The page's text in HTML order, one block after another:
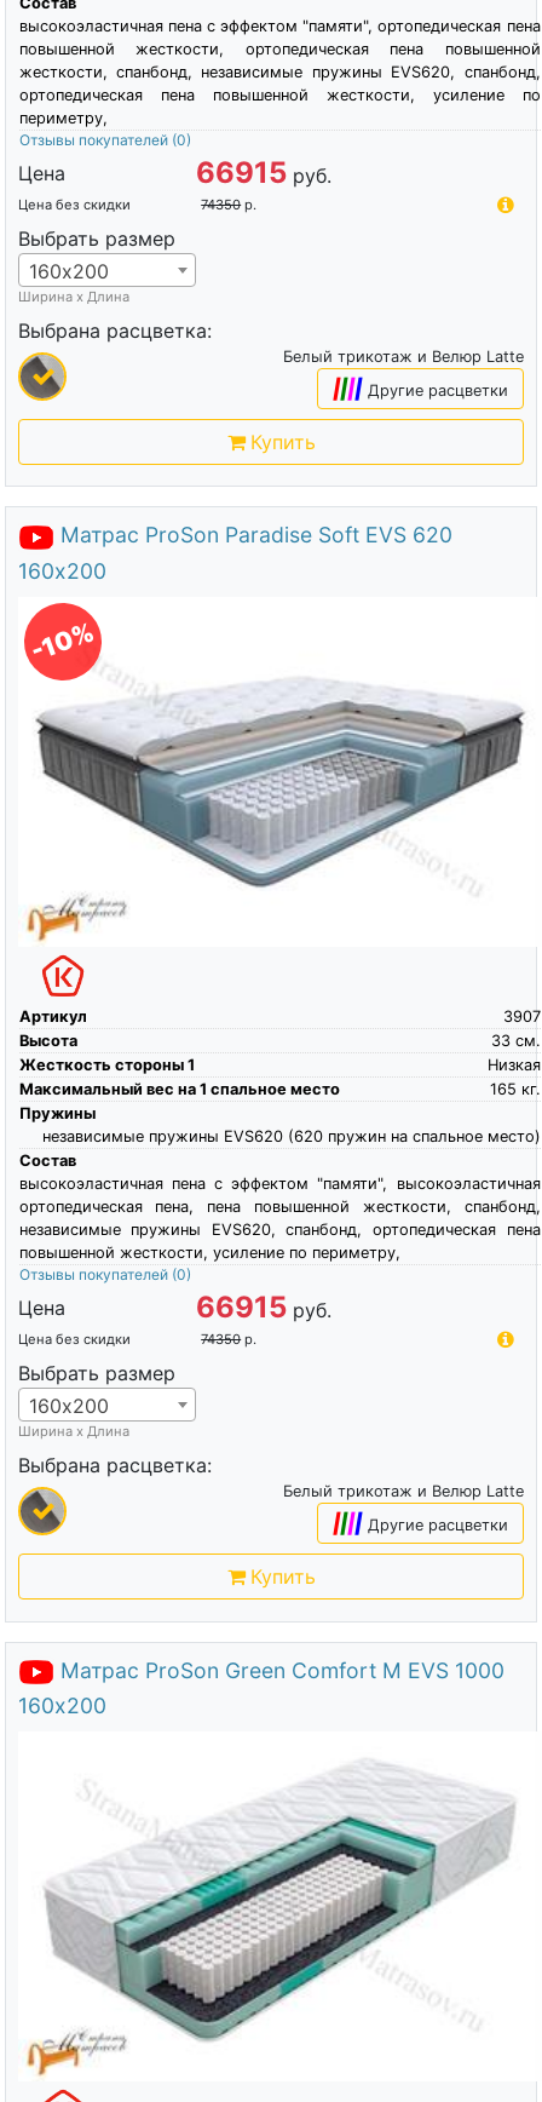
высокоэластичная пена c эффектом "памяти", ортопедическая пена
повышенной жесткости, ортопедическая пена повышенной
жесткости, спанбонд, независимые пружины EVS620, спанбонд,
ортопедическая пена повышенной жесткости, усиление по
периметру,
Отзывы покупателей (0)
Цена 66915 руб.
Цена без скидки 74350 р.
Выбрать размер
160х200
Ширина х Длина
Выбрана расцветка:
Белый трикотаж и Велюр Latte
|||| Другие расцветки
Купить
Матрас ProSon Paradise Soft EVS 620
160х200
-10%
Артикул
3907
Высота
см.
33
Жесткость стороны 1
Низкая
Максимальный вес на 1 спальное место
кг.
165
Пружины
независимые пружины EVS620 (620 пружин на спальное место)
Состав
высокоэластичная пена c эффектом "памяти", высокоэластичная
ортопедическая пена, пена повышенной жесткости, спанбонд,
независимые пружины EVS620, спанбонд, ортопедическая пена
повышенной жесткости, усиление по периметру,
Отзывы покупателей (0)
Цена 66915 руб.
Цена без скидки 74350 р.
Выбрать размер
160х200
Ширина х Длина
Выбрана расцветка:
Белый трикотаж и Велюр Latte
|||| Другие расцветки
Купить
Матрас ProSon Green Comfort M EVS 1000
160х200